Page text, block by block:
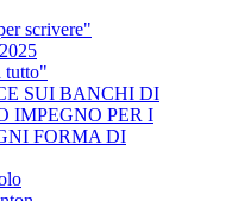
scrivere"
tutto"
SUI BANCHI DI
IMPEGNO PER I
FORMA DI